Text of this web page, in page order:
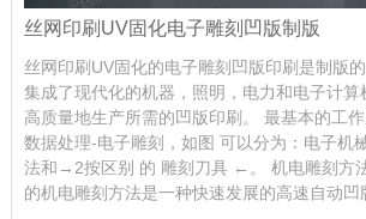
丝网印刷UV固化电子雕刻凹版制版
丝网印刷UV固化的电子雕刻凹版印刷是制版
集成了现代化的机器，照明，电力和电子计算
高质量地生产所需的凹版印刷。 最基本的工
数据处理-电子雕刻，如图 可以分为：电子机
法和→2按区别 的 雕刻刀具 ←。 机电雕刻方
的机电雕刻方法是一种快速发展的高速自动凹